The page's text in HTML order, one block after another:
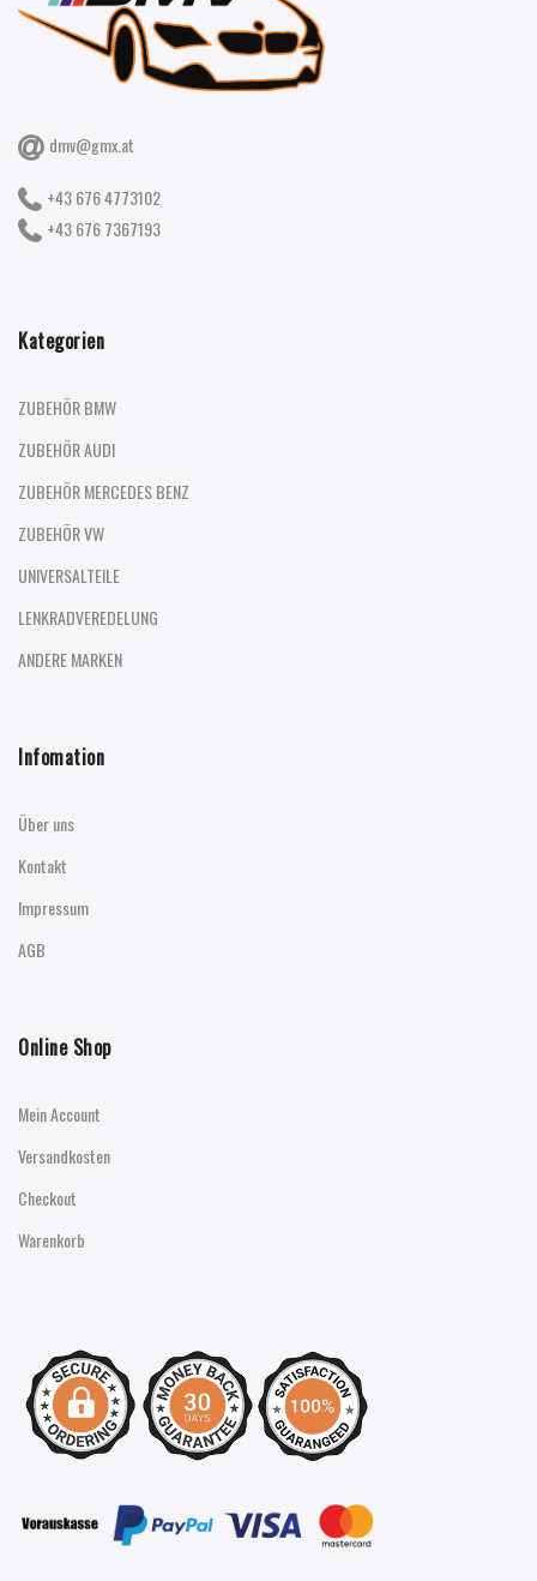
dmv@gmx.at
+43 676 4773102
+43 676 7367193
Kategorien
ZUBEHÖR BMW
ZUBEHÖR AUDI
ZUBEHÖR MERCEDES BENZ
ZUBEHÖR VW
UNIVERSALTEILE
LENKRADVEREDELUNG
ANDERE MARKEN
Infomation
Über uns
Kontakt
Impressum
AGB
Online Shop
Mein Account
Versandkosten
Checkout
Warenkorb